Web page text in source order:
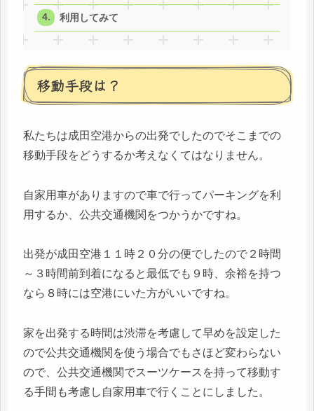
利用してみて
移動手段は？
私たちは成田空港からの出発でしたのでそこまでの
移動手段をどうするか考えなくてはなりません。
自家用車がありますので車で行ってパーキングを利
用するか、公共交通機関をつかうかですね。
出発が成田空港１１時２０分の便でしたので２時間
～３時間前到着になると最低でも９時、余裕を持つ
なら８時には空港にいた方がいいですね。
家を出発する時間は渋滞を考慮して早めを設定した
ので公共交通機関を使う場合でもさほど変わらない
ので、公共交通機関でスーツケースを持って移動す
る手間も考慮し自家用車で行くことにしました。